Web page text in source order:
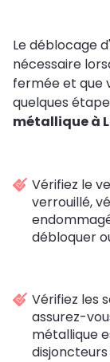
Le déblocage
nécessaire
fermée et que
quelques
métallique à
Vérifiez le
verrouillé,
débloquer
Vérifiez les
assurez-
métallique